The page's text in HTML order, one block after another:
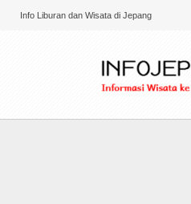
Info Liburan dan Wisata di Jepang